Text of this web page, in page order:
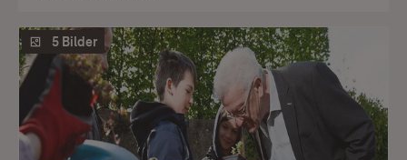
5 Bilder